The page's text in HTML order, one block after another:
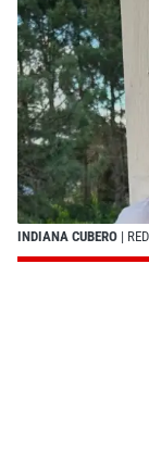
INDIANA CUBERO |